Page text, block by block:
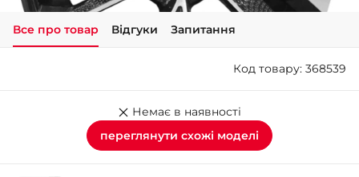
+38 (050)-911-911-2
+38 (099)-643-33-77
+38 (068)-923-74-19
- Калинова
Все про товар Відгуки Запитання
Код товару: 368539
Немає в наявності
переглянути схожі моделі